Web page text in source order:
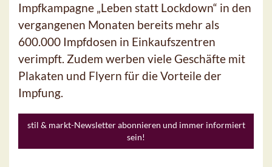
Impfkampagne „Leben statt Lockdown“ in den
vergangenen Monaten bereits mehr als
600.000 Impfdosen in Einkaufszentren
verimpft. Zudem werben viele Geschäfte mit
Plakaten und Flyern für die Vorteile der
Impfung.
stil & markt-Newsletter abonnieren und immer informiert
sein!